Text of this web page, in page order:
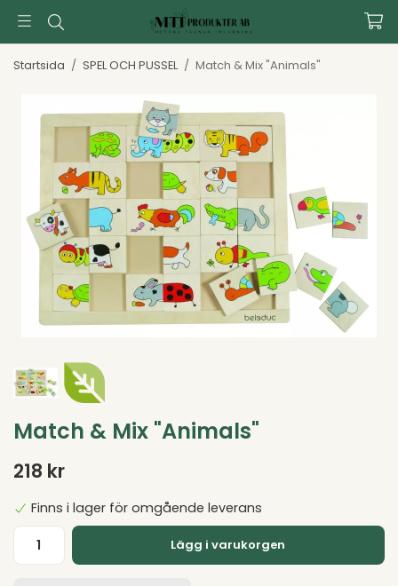
Startsida / SPEL OCH PUSSEL / Match & Mix "Animals"
Match & Mix "Animals"
218 kr
Finns i lager för omgående leverans
Lägg i varukorgen